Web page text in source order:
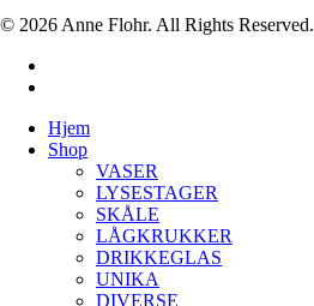
© 2026 Anne Flohr. All Rights Reserved.
Close
Menu
Hjem
Shop
VASER
LYSESTAGER
SKÅLE
LÅGKRUKKER
DRIKKEGLAS
UNIKA
DIVERSE